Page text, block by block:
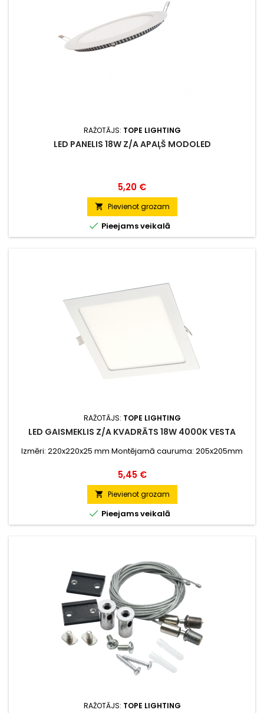
RAŽOTĀJS: TOPE LIGHTING
LED PANELIS 18W Z/A APAĻŠ MODOLED
Cena
5,20 €
 Pievienot grozam
 Pieejams veikalā
RAŽOTĀJS: TOPE LIGHTING
LED GAISMEKLIS Z/A KVADRĀTS 18W 4000K VESTA
Izmēri: 220x220x25 mm Montējamā cauruma: 205x205mm
Cena
5,45 €
 Pievienot grozam
 Pieejams veikalā
RAŽOTĀJS: TOPE LIGHTING